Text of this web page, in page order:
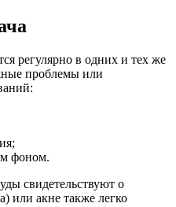
регулярно в одних и тех же
проблемы или
фоном.
свидетельствуют о
или акне также легко